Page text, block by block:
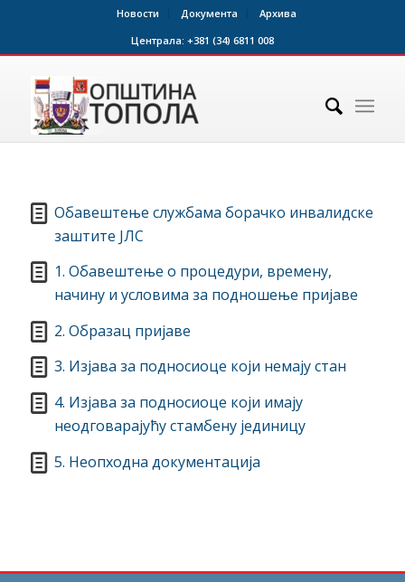
Новости Документа
Архива
Централа: +381 (34) 6811 008
Обавештење службама борачко инвалидске
заштите ЈЛС
1. Обавештење о процедури, времену,
начину и условима за подношење пријаве
2. Образац пријаве
3. Изјава за подносиоце који немају стан
4. Изјава за подносиоце који имају
неодговарајућу стамбену јединицу
5. Неопходна документација